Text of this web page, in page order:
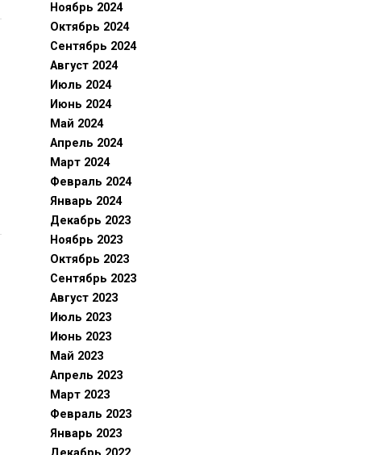
Ноябрь 2024
Октябрь 2024
Сентябрь 2024
Август 2024
Июль 2024
Июнь 2024
Май 2024
Апрель 2024
Март 2024
Февраль 2024
Январь 2024
Декабрь 2023
Ноябрь 2023
Октябрь 2023
Сентябрь 2023
Август 2023
Июль 2023
Июнь 2023
Май 2023
Апрель 2023
Март 2023
Февраль 2023
Январь 2023